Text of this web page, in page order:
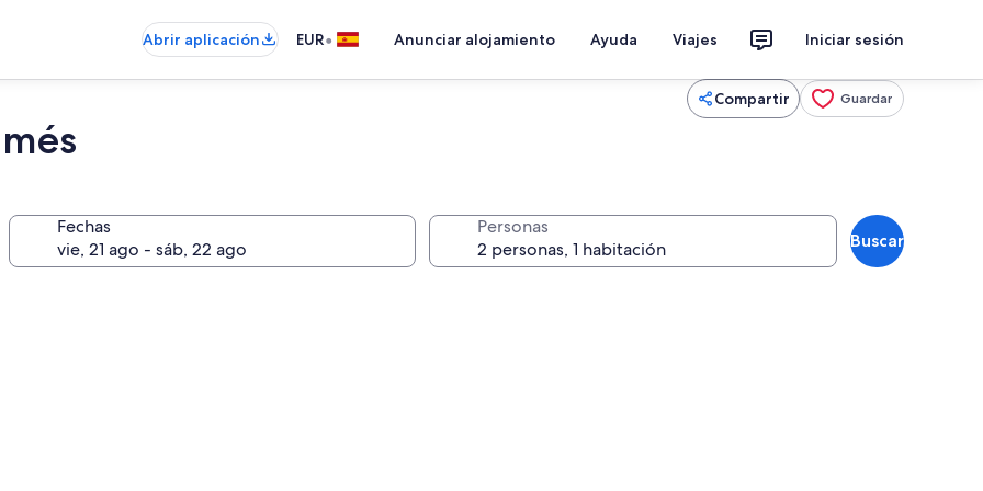
Abrir aplicación EUR• Anunciar alojamiento Ayuda Viajes Iniciar sesión
Compartir Guardar
Fechas Personas
Buscar